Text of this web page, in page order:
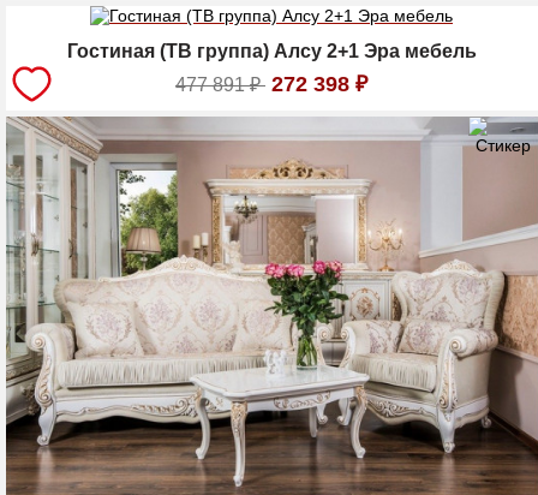
Гостиная (ТВ группа) Алсу 2+1 Эра мебель
477 891₽ 272 398 ₽